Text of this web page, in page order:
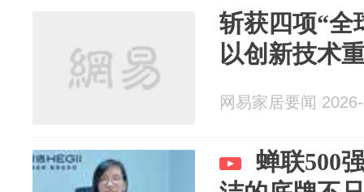
斩获四项“全
以创新技术
网易家居要闻
蝉联500